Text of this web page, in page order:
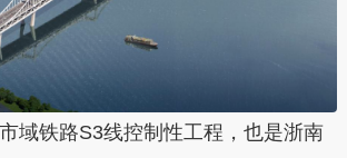
域铁路S3线控制性工程，也是浙南